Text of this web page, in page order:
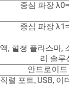
중심 파장
중심 파장
, 혈청 플라스마,
리 솔루
안드로이드
직렬 포트, USB, 이